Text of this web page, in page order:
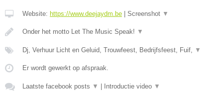
Website: https://www.deejaydm.be Screenshot ▼
Onder het motto Let The Music Speak! ▼
Dj, Verhuur Licht en Geluid, Trouwfeest, Bedrijfsfeest, Fuif, ▼
Er wordt gewerkt op afspraak.
Laatste facebook posts ▼ Introductie video ▼